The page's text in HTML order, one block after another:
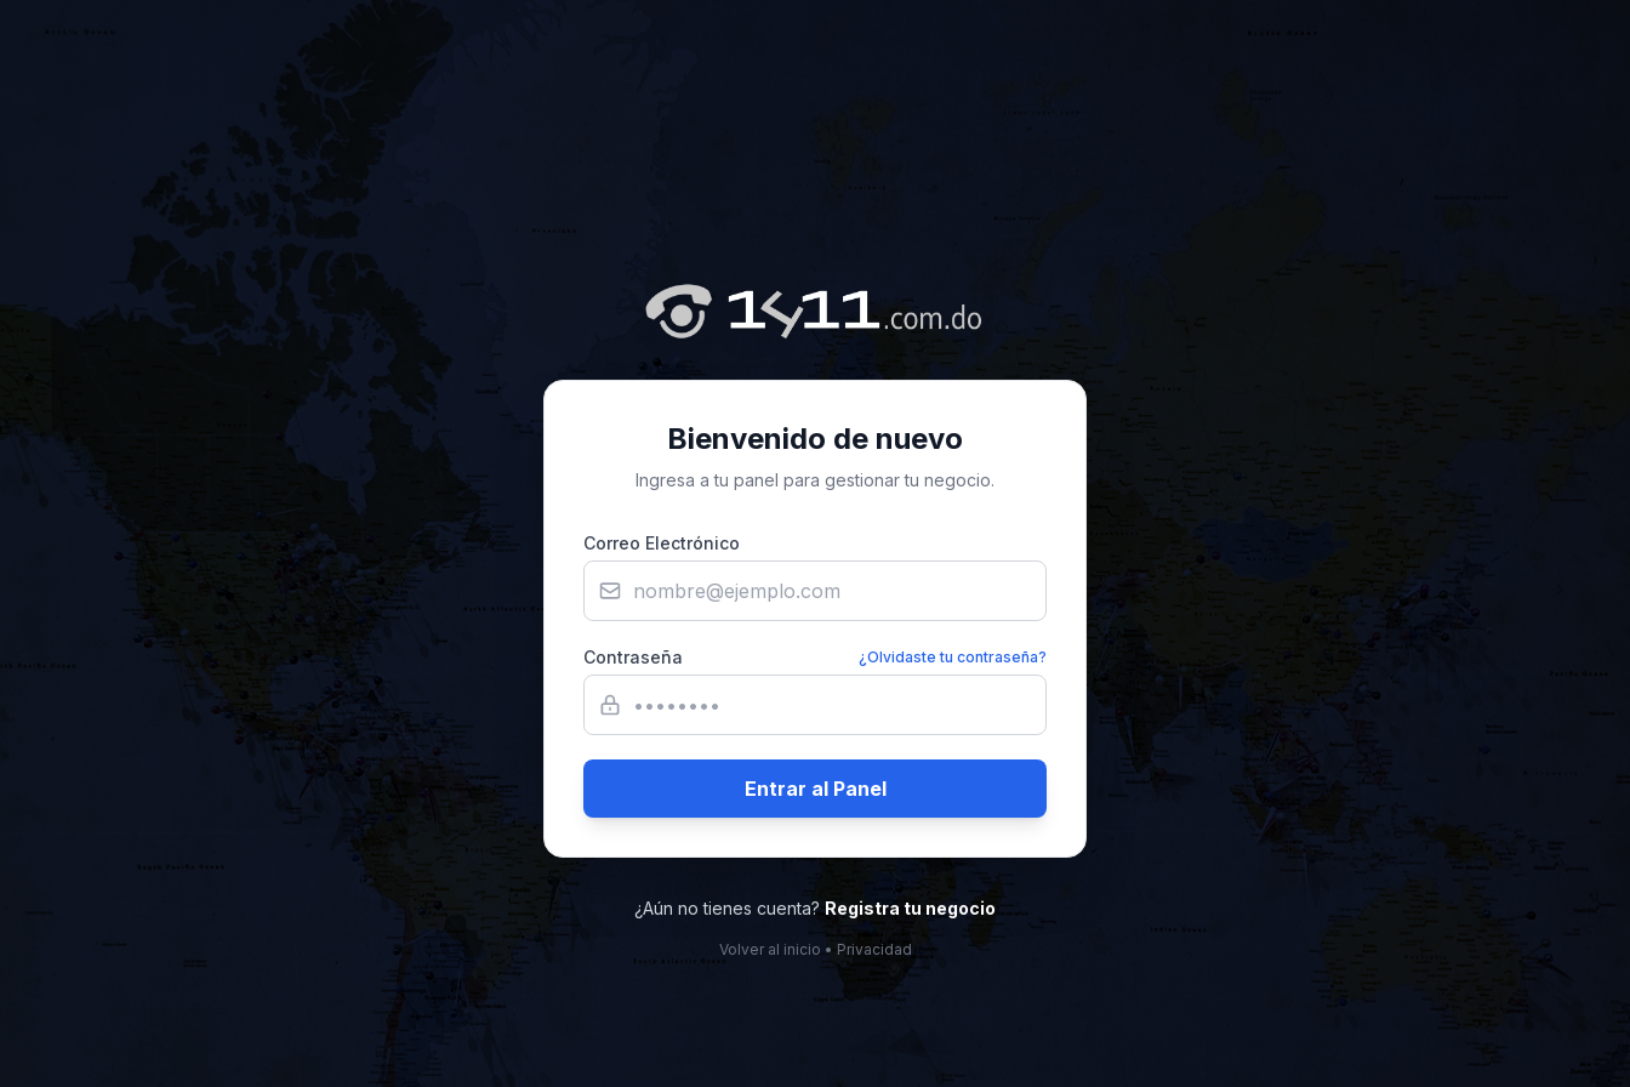
Bienvenido de nuevo
Ingresa a tu panel para gestionar tu negocio.
Correo Electrónico
Contraseña ¿Olvidaste tu contraseña?
Entrar al Panel
¿Aún no tienes cuenta? Registra tu negocio
Volver al inicio • Privacidad